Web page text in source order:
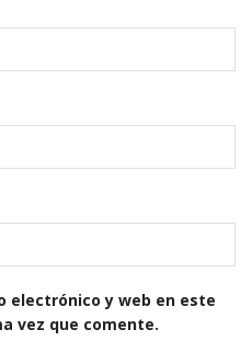
electrónico y web en este
vez que comente.